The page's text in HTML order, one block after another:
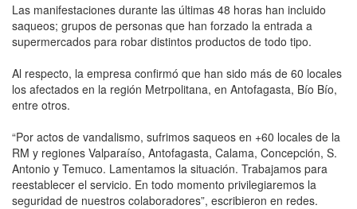
Las manifestaciones durante las últimas 48 horas han incluido
saqueos; grupos de personas que han forzado la entrada a
supermercados para robar distintos productos de todo tipo.
Al respecto, la empresa confirmó que han sido más de 60 locales
los afectados en la región Metrpolitana, en Antofagasta, Bío Bío,
entre otros.
“Por actos de vandalismo, sufrimos saqueos en +60 locales de la
RM y regiones Valparaíso, Antofagasta, Calama, Concepción, S.
Antonio y Temuco. Lamentamos la situación. Trabajamos para
reestablecer el servicio. En todo momento privilegiaremos la
seguridad de nuestros colaboradores”, escribieron en redes.